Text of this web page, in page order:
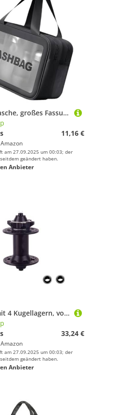
Kosmetiktasche, großes Fassungsvermögen, Kulturbeutel, Make-up, Hautpflege, Aufbewahrung, transparent, für Damen und Mädchen, Kulturbeutel, große Kapazität, Reise-Make-up, durchsichtig, Kosmetik
11,16 €
Amazon
am 27.09.2025 um 00:03; der
geändert haben.
Anbieter
Radnabe mit 4 Kugellagern, vorne und hinten, Scheibenbremse, 28/32/36 Loch, schnelles Lösen der Radnaben, Radnabe, Radnabe, Radnabe
33,24 €
Amazon
am 27.09.2025 um 00:03; der
geändert haben.
Anbieter